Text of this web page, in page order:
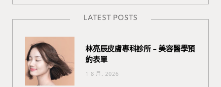
LATEST POSTS
林亮辰皮膚專科診所 – 美容醫學預
約表單
1 8 月, 2026